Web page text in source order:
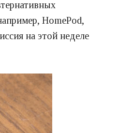
HomePod,
на этой неделе